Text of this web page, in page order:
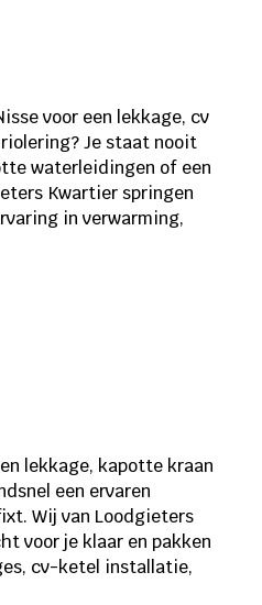
voor een lekkage, cv
Je staat nooit
waterleidingen of een
Kwartier springen
in verwarming,
lekkage, kapotte kraan
een ervaren
Wij van Loodgieters
voor je klaar en pakken
cv-ketel installatie,